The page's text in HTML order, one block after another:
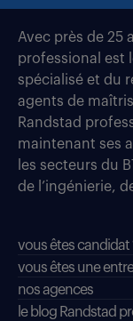
Avec près de 25
professional est
spécialisé et du
agents de
Randstad
maintenant ses
les secteurs du
de l’ingénierie,
vous êtes candidat
vous êtes une
nos agences
le blog Randstad